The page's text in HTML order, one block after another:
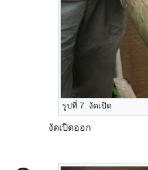
รูปที่ 7. งัดเปิด
งัดเปิดออก